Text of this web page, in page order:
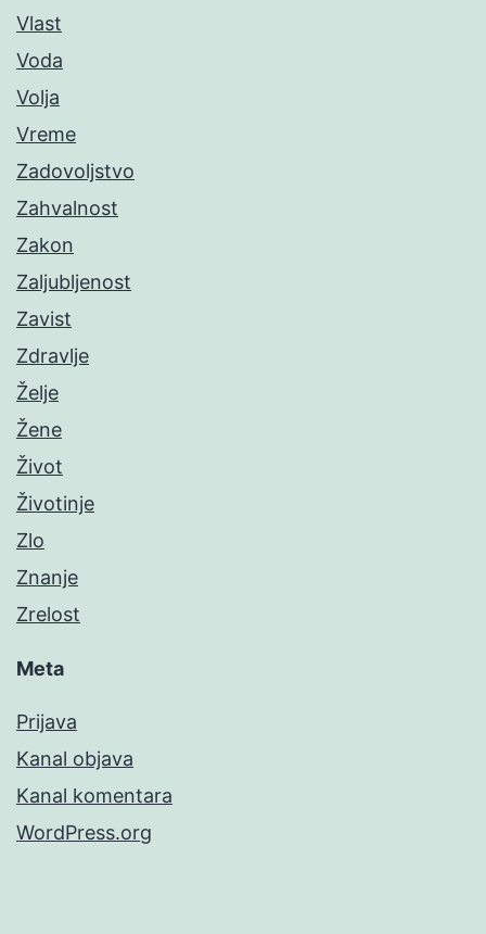
Vlast
Voda
Volja
Vreme
Zadovoljstvo
Zahvalnost
Zakon
Zaljubljenost
Zavist
Zdravlje
Želje
Žene
Život
Životinje
Zlo
Znanje
Zrelost
Meta
Prijava
Kanal objava
Kanal komentara
WordPress.org